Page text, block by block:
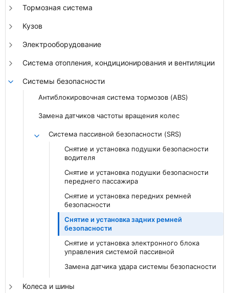
Тормозная система
Кузов
Электрооборудование
Система отопления, кондиционирования и вентиляции
Системы безопасности
Антиблокировочная система тормозов (ABS)
Замена датчиков частоты вращения колес
Система пассивной безопасности (SRS)
Снятие и установка подушки безопасности
водителя
Снятие и установка подушки безопасности
переднего пассажира
Снятие и установка передних ремней
безопасности
Снятие и установка задних ремней
безопасности
Снятие и установка электронного блока
управления системой пассивной
Замена датчика удара системы безопасности
Колеса и шины